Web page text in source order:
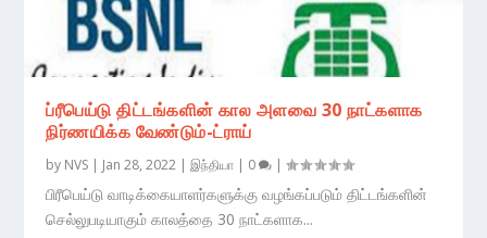
ப்ரீபெய்டு திட்டங்களின் கால அளவை 30 நாட்களாக
நிர்ணயிக்க வேண்டும்-ட்ராய்
by NVS | Jan 28, 2022 |இந்தியா | 0 |
பிரீபெய்டு வாடிக்கையாளர்களுக்கு வழங்கப்படும் திட்டங்களின்
செல்லுபடியாகும் காலத்தை 30 நாட்களாக...